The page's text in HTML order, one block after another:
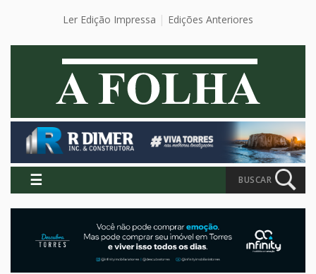
Ler Edição Impressa Edições Anteriores
☰ BUSCAR